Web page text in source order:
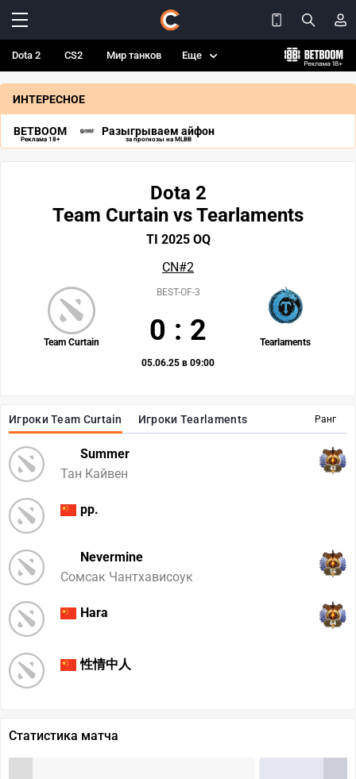
Dota 2 CS2 Мир танков Еще
ИНТЕРЕСНОЕ
BETBOOM
Реклама 18+
Разыгрываем айфон
за прогнозы на MLBB
Ранг
Игроки Team Curtain Игроки Tearlaments
Summer
Тан Кайвен
43
pp.
Nevermine
Сомсак Чантхависоук
56
Hara
64
性情中人
Dota 2
Team Curtain vs Tearlaments
TI 2025 OQ
CN#2
Team Curtain Tearlaments
BEST-OF-3
0 : 2
05.06.25 в 09:00
Статистика матча